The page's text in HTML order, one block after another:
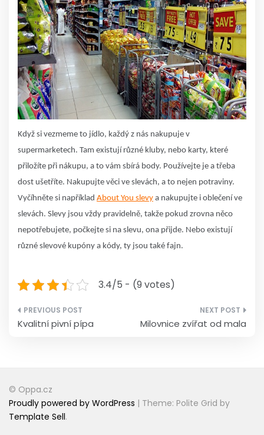
Když si vezmeme to jídlo, každý z nás nakupuje v
supermarketech. Tam existují různé kluby, nebo karty, které
přiložíte při nákupu, a to vám sbírá body. Používejte je a třeba
dost ušetříte. Nakupujte věci ve slevách, a to nejen potraviny.
Vyčíhněte si například About You slevy a nakupujte i oblečení ve
slevách. Slevy jsou vždy pravidelně, takže pokud zrovna něco
nepotřebujete, počkejte si na slevu, ona přijde. Nebo existují
různé slevové kupóny a kódy, ty jsou také fajn.
3.4/5 - (9 votes)
Navigace
Kvalitní pivní pípa Milovnice zvířat od mala
© Oppa.cz
Proudly powered by WordPress | Theme: Polite Grid by
Template Sell.